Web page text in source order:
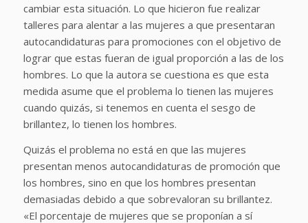
cambiar esta situación. Lo que hicieron fue realizar
talleres para alentar a las mujeres a que presentaran
autocandidaturas para promociones con el objetivo de
lograr que estas fueran de igual proporción a las de los
hombres. Lo que la autora se cuestiona es que esta
medida asume que el problema lo tienen las mujeres
cuando quizás, si tenemos en cuenta el sesgo de
brillantez, lo tienen los hombres.
Quizás el problema no está en que las mujeres
presentan menos autocandidaturas de promoción que
los hombres, sino en que los hombres presentan
demasiadas debido a que sobrevaloran su brillantez.
«El porcentaje de mujeres que se proponían a sí